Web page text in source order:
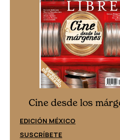
Cine desde los
EDICIÓN MÉXICO
SUSCRÍBETE